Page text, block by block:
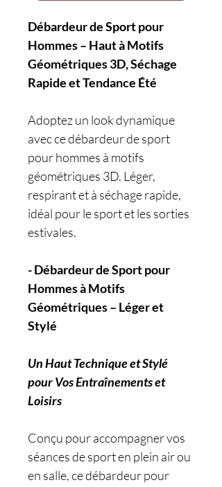
Débardeur de Sport pour
Hommes – Haut à Motifs
Géométriques 3D, Séchage
Rapide et Tendance Été
Adoptez un look dynamique
avec ce débardeur de sport
pour hommes à motifs
géométriques 3D. Léger,
respirant et à séchage rapide,
idéal pour le sport et les sorties
estivales.
- Débardeur de Sport pour
Hommes à Motifs
Géométriques – Léger et
Stylé
Un Haut Technique et Stylé
pour Vos Entraînements et
Loisirs
Conçu pour accompagner vos
séances de sport en plein air ou
en salle, ce débardeur pour